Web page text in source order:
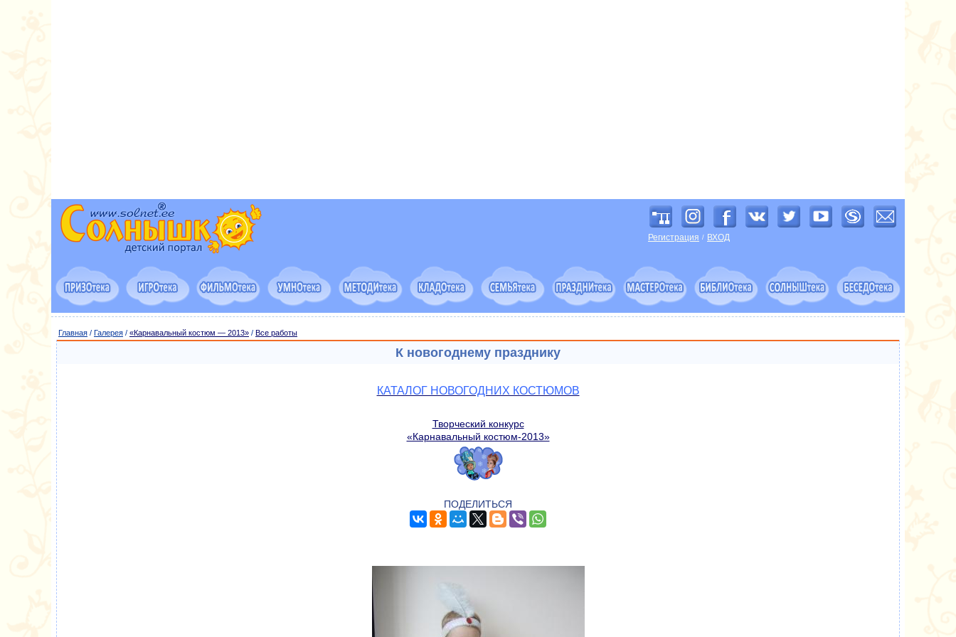
Регистрация / ВХОД
Главная / Галерея / «Карнавальный костюм — 2013» / Все работы
К новогоднему празднику
КАТАЛОГ НОВОГОДНИХ КОСТЮМОВ
Творческий конкурс
«Карнавальный костюм-2013»
ПОДЕЛИТЬСЯ